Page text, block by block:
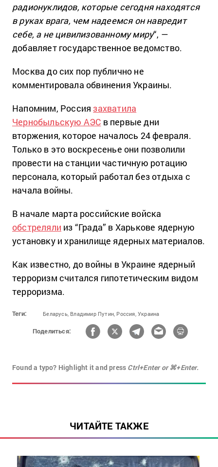
радионуклидов, которые сегодня находятся
в руках врага, чем надеемся он навредит
себе, а не цивилизованному миру“, —
добавляет государственное ведомство.
Москва до сих пор публично не
комментировала обвинения Украины.
Напомним, Россиязахватила
Чернобыльскую АЭС в первые дни
вторжения, которое началось 24 февраля.
Только в это воскресенье они позволили
провести на станции частичную ротацию
персонала, который работал без отдыха с
начала войны.
В начале марта российские войска
обстреляли из “Града” в Харькове ядерную
установку и хранилище ядерных материалов.
Как известно, до войны в Украине ядерный
терроризм считался гипотетическим видом
терроризма.
Теги: Беларусь, Владимир Путин, Россия, Украина
Поделиться:
Found a typo? Highlight it and press Ctrl+Enter or ⌘+Enter.
ЧИТАЙТЕ ТАКЖЕ